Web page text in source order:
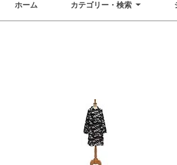
ホーム カテゴリー・検索